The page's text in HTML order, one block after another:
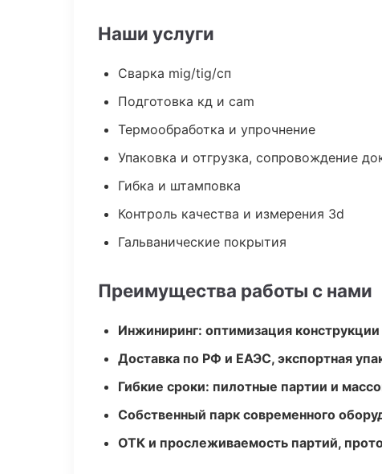
Наши услуги
Сварка mig/tig/сп
Подготовка кд и cam
Термообработка и упрочнение
Упаковка и отгрузка, сопровождение
Гибка и штамповка
Контроль качества и измерения 3d
Гальванические покрытия
Преимущества работы с нами
Инжиниринг: оптимизация
Доставка по РФ и ЕАЭС, экспортная
Гибкие сроки: пилотные партии и
Собственный парк современного
ОТК и прослеживаемость партий,